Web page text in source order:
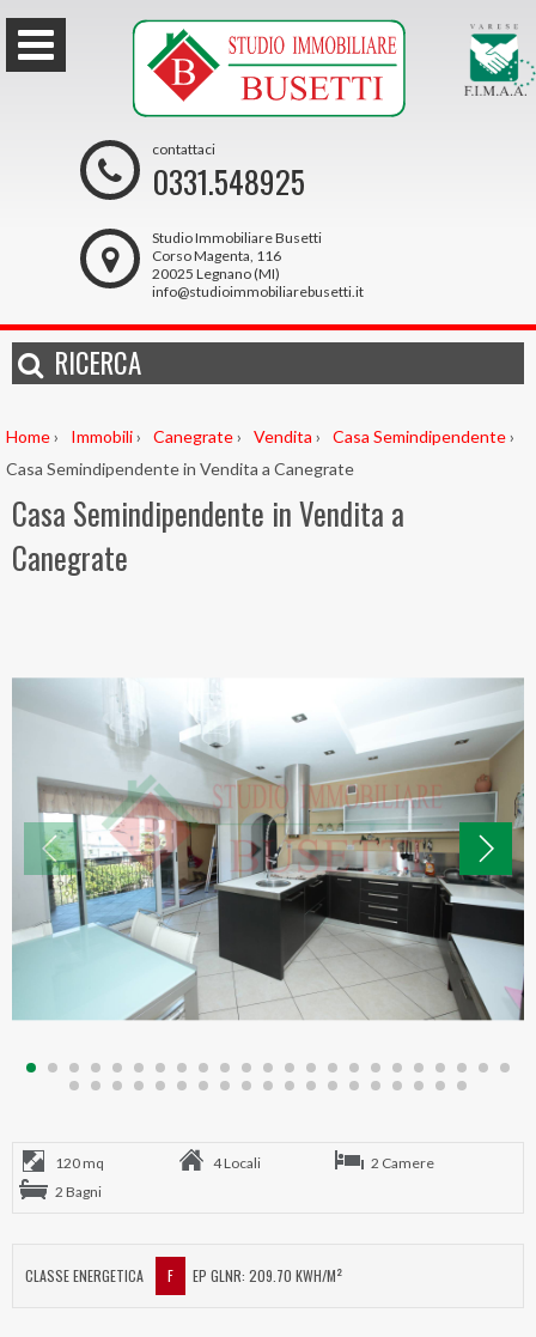
contattaci
0331.548925
Studio Immobiliare Busetti
Corso Magenta, 116
20025 Legnano (MI)
info@studioimmobiliarebusetti.it
RICERCA
Home› Immobili› Canegrate› Vendita › Casa Semindipendente›
Casa Semindipendente in Vendita a Canegrate
Casa Semindipendente in Vendita a
Canegrate
120 mq 4 Locali
2 Camere
2 Bagni
CLASSE ENERGETICA F EP GLNR: 209.70 KWH/M²